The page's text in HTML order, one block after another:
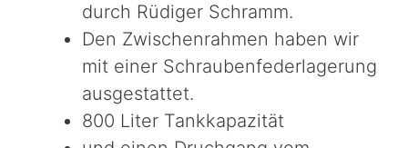
durch Rüdiger Schramm.
Den Zwischenrahmen haben wir
mit einer Schraubenfederlagerung
ausgestattet.
800 Liter Tankkapazität